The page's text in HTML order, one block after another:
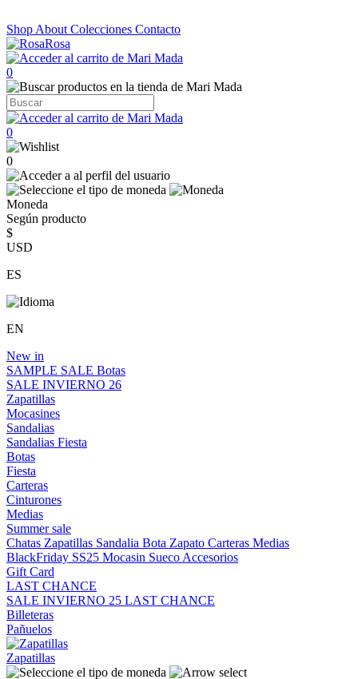
Shop About Colecciones Contacto
0
0
0
Moneda
Según producto
$
USD
ES
EN
New in
SAMPLE SALE Botas
SALE INVIERNO 26
Zapatillas
Mocasines
Sandalias
Sandalias Fiesta
Botas
Fiesta
Carteras
Cinturones
Medias
Summer sale
Chatas Zapatillas Sandalia Bota Zapato Carteras Medias
BlackFriday SS25 Mocasin Sueco Accesorios
Gift Card
LAST CHANCE
SALE INVIERNO 25 LAST CHANCE
Billeteras
Pañuelos
Zapatillas